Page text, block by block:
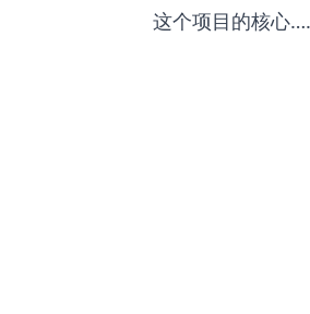
这个项目的核心